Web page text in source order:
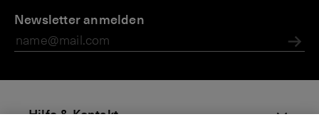
i
B
B
e
di
e
e
e
m
te
G
o
a
Newsletter anmelden
Hilfe & Kontakt